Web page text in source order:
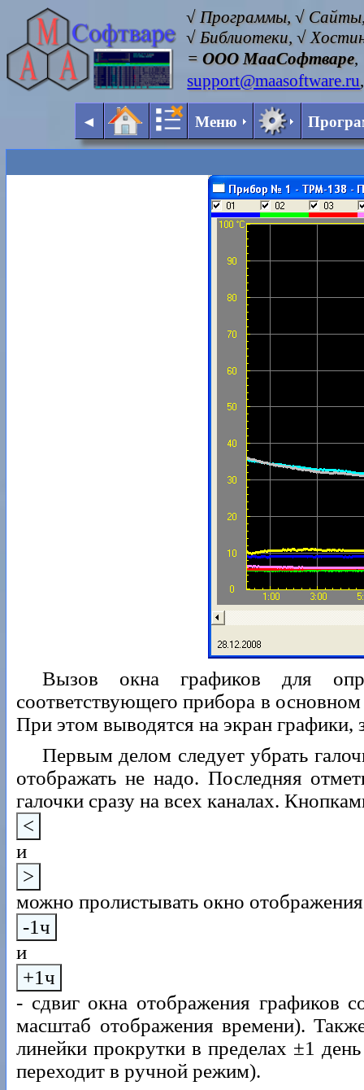
√ Программы, √
√ Библиотеки, √
=ООО МааСофтваре,
support@maasoftware.ru,
◄ Меню
Вызов окна графиков для
соответствующего прибора в
При этом выводятся на экран
Первым делом следует убрать
отображать не надо. Последняя
галочки сразу на всех каналах.
<
и
>
можно пролистывать окно
-1ч
и
+1ч
- сдвиг окна отображения графиков
масштаб отображения времени).
линейки прокрутки в пределах ±1
переходит в ручной режим).